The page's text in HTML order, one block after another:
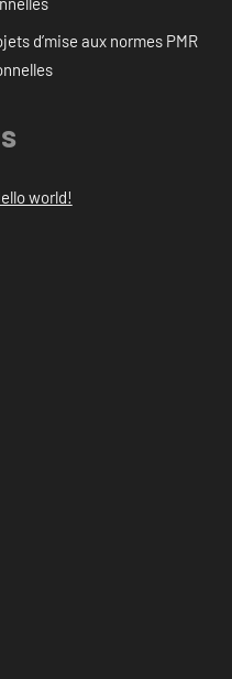
d’mise aux normes PMR
world!